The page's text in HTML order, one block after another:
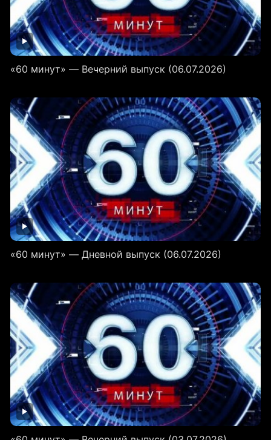
«60 минут» — Вечерний выпуск (06.07.2026)
«60 минут» — Дневной выпуск (06.07.2026)